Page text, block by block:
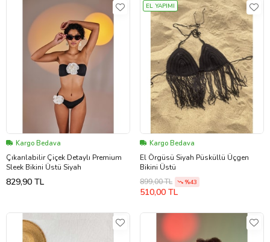
Kargo Bedava
Çıkarılabilir Çiçek Detaylı Premium
Sleek Bikini Üstü Siyah
829,90 TL
EL YAPIMI
Kargo Bedava
El Örgüsü Siyah Püsküllü Üçgen
Bikini Üstü
899,00 TL
%43
510,00 TL